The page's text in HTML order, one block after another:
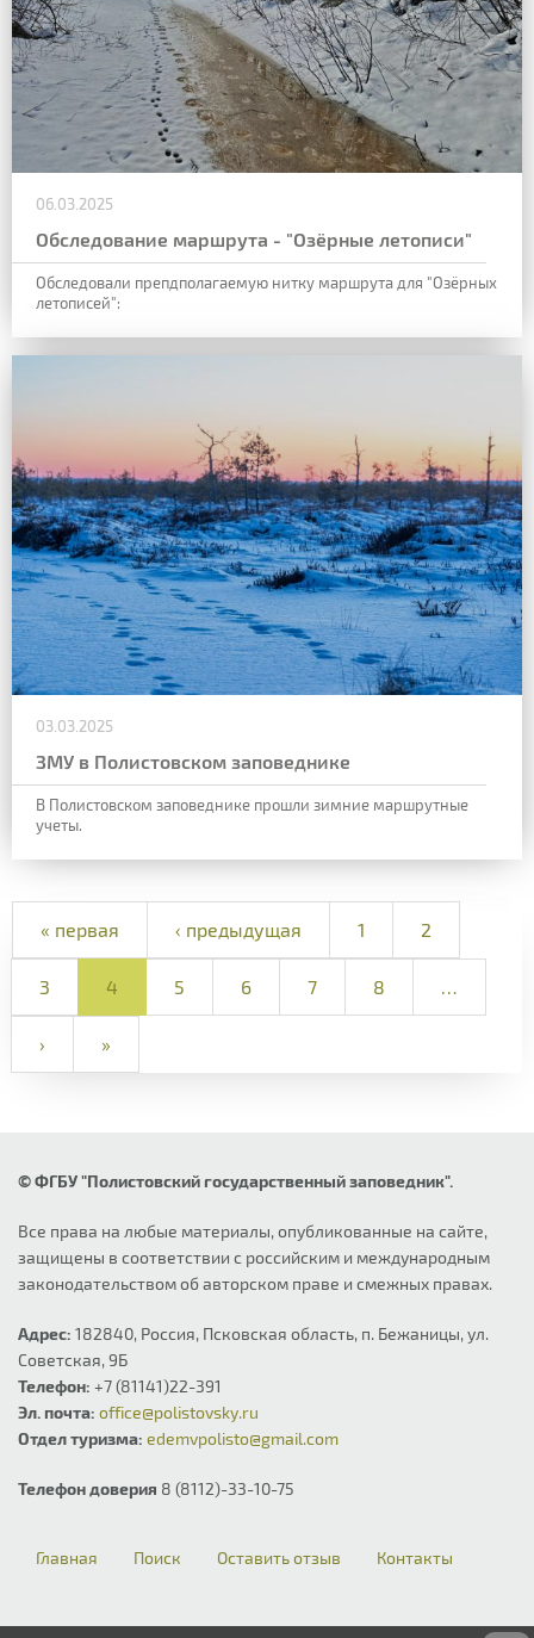
06.03.2025
Обследование маршрута - "Озёрные летописи"
Обследовали препдполагаемую нитку маршрута для "Озёрных
летописей":
03.03.2025
ЗМУ в Полистовском заповеднике
В Полистовском заповеднике прошли зимние маршрутные
учеты.
« первая ‹ предыдущая 1 2
3 4 5 6 7 8 …
› »
© ФГБУ "Полистовский государственный заповедник".
Все права на любые материалы, опубликованные на сайте,
защищены в соответствии с российским и международным
законодательством об авторском праве и смежных правах.
Адрес: 182840, Россия, Псковская область, п. Бежаницы, ул.
Советская, 9Б
Телефон: +7 (81141)22-391
Эл. почта: office@polistovsky.ru
Отдел туризма: edemvpolisto@gmail.com
Телефон доверия 8 (8112)-33-10-75
Главная Поиск Оставить отзыв Контакты